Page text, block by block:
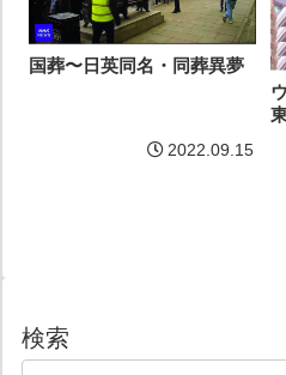
国葬〜日英同名・同葬異夢
2022.09.15
検索